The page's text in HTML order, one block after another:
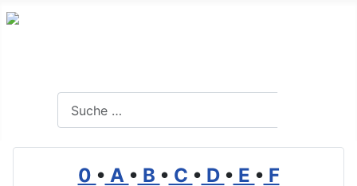
0 • A • B • C • D • E • F